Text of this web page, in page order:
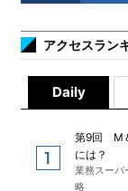
アクセスラン
Daily
第9回 M
には？
業務スーパ
略